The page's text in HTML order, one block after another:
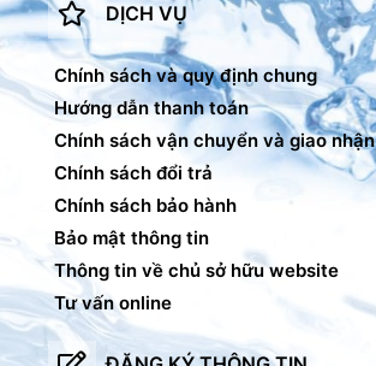
DỊCH VỤ
Chính sách và quy định chung
Hướng dẫn thanh toán
Chính sách vận chuyển và giao nhận
Chính sách đổi trả
Chính sách bảo hành
Bảo mật thông tin
Thông tin về chủ sở hữu website
Tư vấn online